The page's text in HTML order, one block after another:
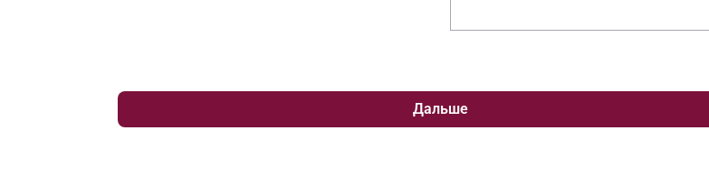
Дальше